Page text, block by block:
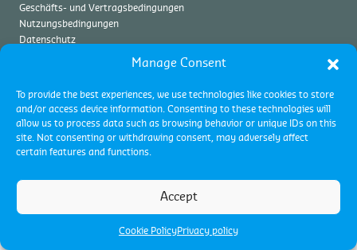
Manage Consent
To provide the best experiences, we use technologies like cookies to store
and/or access device information. Consenting to these technologies will
allow us to process data such as browsing behavior or unique IDs on this
site. Not consenting or withdrawing consent, may adversely affect
certain features and functions.
Accept
Cookie PolicyPrivacy policy
Control Union Certifications Germany GmbH
Controlled Atmosphere (CA)
Begasung von Schüttgut
Control Union Pest Management GmbH
Geschäfts- und Vertragsbedingungen
Nutzungsbedingungen
Datenschutz